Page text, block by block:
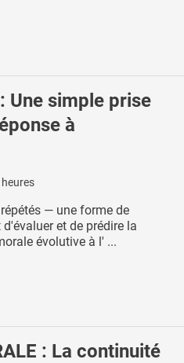
Une simple prise
à
— une forme de
et de prédire la
évolutive à l' ...
: La continuité